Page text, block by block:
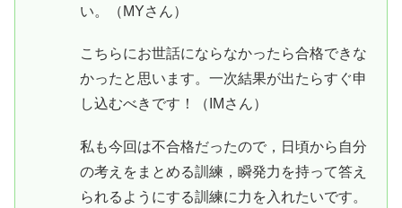
い。（MYさん）
こちらにお世話にならなかったら合格できな
かったと思います。一次結果が出たらすぐ申
し込むべきです！（IMさん）
私も今回は不合格だったので，日頃から自分
の考えをまとめる訓練，瞬発力を持って答え
られるようにする訓練に力を入れたいです。